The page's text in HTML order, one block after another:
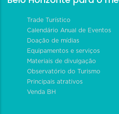
Trade Turístico
Calendário Anual de Eventos
Doação de mídias
Equipamentos e serviços
Materiais de divulgação
Observatório do Turismo
Principais atrativos
Venda BH